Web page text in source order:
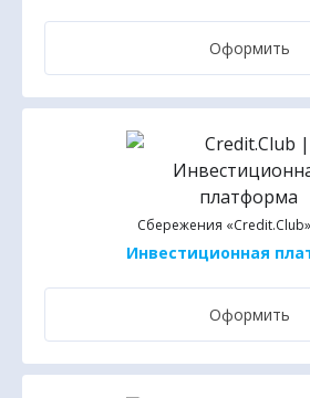
Оформить
Сбережения «Credit.Club»
Инвестиционная
Оформить